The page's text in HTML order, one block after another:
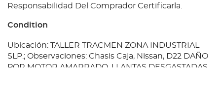
Responsabilidad Del Comprador Certificarla.
Condition
Ubicación: TALLER TRACMEN ZONA INDUSTRIAL
SLP.; Observaciones: Chasis Caja, Nissan, D22 DAÑO
POR MOTOR AMARRADO, LLANTAS DESGASTADAS,